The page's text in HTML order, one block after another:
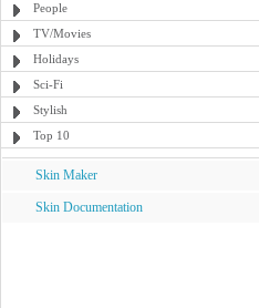
People
TV/Movies
Holidays
Sci-Fi
Stylish
Top 10
Skin Maker
Skin Documentation